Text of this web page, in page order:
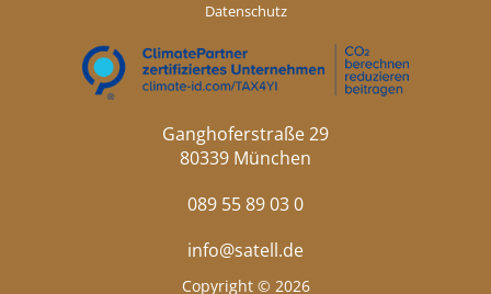
Datenschutz
Ganghoferstraße 29
80339 München
089 55 89 03 0
info@satell.de
Copyright © 2026